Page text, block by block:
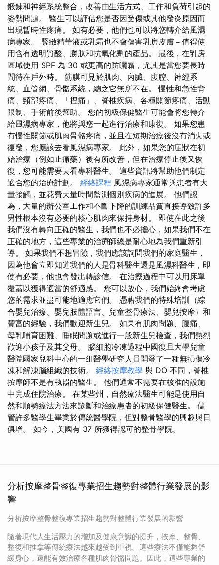
鍛鍊和神經系統整合，改善由生活方式、工作和負荷引起的
姿勢問題。 醫生可以評估您是否因受傷或其他發炎原因而
出現暫時性疼痛。 如有必要，他們也可以將您轉介給風濕
病專家。 緊緻精華液或乳霜也不會傷害乳房皮膚－值得使
用含有透明質酸、勝肽和抗氧化劑的產品。 最後，在乳房
區域使用 SPF 為 30 或更高的防曬霜，尤其是當您要長時
間待在戶外時。 筋膜可見於肌肉、內臟、腹腔、神經系
統、血管網、骨骼系統，總之它無所不在。 慢性和急性背
痛、頸部疼痛、「捏痛」、脊椎疾病、各種關節疼痛、活動
限制、手術前後幫助。 您的初級保健醫生可能會將您轉介
給風濕病專家，他將與您一起進行治療和康復。 如果您患
有慢性關節或肌肉骨骼疼痛，並且在短期治療後沒有消失或
復發，您應該去看風濕病專家。 此外，如果您的症狀在初
始治療（例如止痛藥）後有所改善，但在治療停止後又恢
復，您可能需要去看專科醫生。 這些資訊將幫助他們制定
適合您的治療計劃。 經絡課程 風濕病專家通常與患者有大
量接觸，並花費大量時間監測個別疾病的進展。 他們認
為，大量的辦公室工作和不斷下降的訓練品質直接導致許多
男性根本沒有必要的核心肌肉來保持身材。 即使在此之後
我們沒有轉向正確的醫生，我們也不必擔心，如果我們不在
正確的地方，這些專業的治療師總是耐心地為我們重新引
導。 如果我們不想冒險，我們應該詢問我們的家庭醫生，
因為他會立即知道我們的人是骨科醫生還是風濕科醫生，即
使有必要，他也會發出轉診信。 在治療過程中可以用床單
覆蓋以獲得適當的舒適感。 您可以放心，我們始終會考慮
您的需求並盡可能地適應它們。 憑藉我們的特殊培訓（綜
合嬰兒治療、嬰兒肢體語言、兒童整骨療法、嬰兒按摩）和
豐富的經驗，我們歡迎新生兒。 如果有肌肉問題、腹痛、
母乳哺育困難、睡眠問題或進行一般新生兒檢查，我們熱烈
歡迎小孩子及其父母。 腦細胞冷凍過程中國復旦大學兒童
醫院國家兒科中心的一組醫學研究人員開發了一種無損傷冷
凍和解凍腦組織的技術。 經絡按摩教學 與 DO 不同，脊椎
按摩師不是有執照的醫生。 他們通常不需要在核准的設施
中完成住院治療。 在某些州，自然療法醫生可能是使用自
然和順勢療法方法來診斷和治療患者的初級保健醫生。 儘
管許多醫學生畢業於傳統醫學院，但對整骨醫學的興趣與日
俱增。 如今，美國有 37 所獲得認可的整骨學院。
分析按摩整骨整復專業招生趨勢對整體行業發展的影
響
分析按摩整骨整復專業招生趨勢對整體行業發展的影響
隨著現代人生活壓力的增加及健康意識的提升，按摩、整骨、
整復和推拿等傳統療法越來越受到重視。這些療法不僅能夠舒
緩身心，還能有效治療各種肌肉骨骼問題。因此，這些專業的